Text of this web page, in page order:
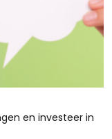
en investeer in